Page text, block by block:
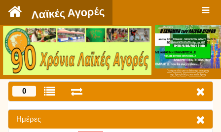
Λαϊκές Αγορές
Πατήστε εδώ για να δείτε την εκπομπή
την Τρίτη 9:00 μμ και κάθε Τρίτη
0
Ημέρες